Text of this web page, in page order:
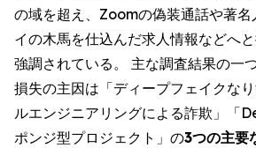
の域を超え、Zoomの偽装通話や著名
イの木馬を仕込んだ求人情報などへ
強調されている。 主な調査結果の一
損失の主因は「ディープフェイクな
ルエンジニアリングによる詐欺」「
ポンジ型プロジェクト」の3つの主要